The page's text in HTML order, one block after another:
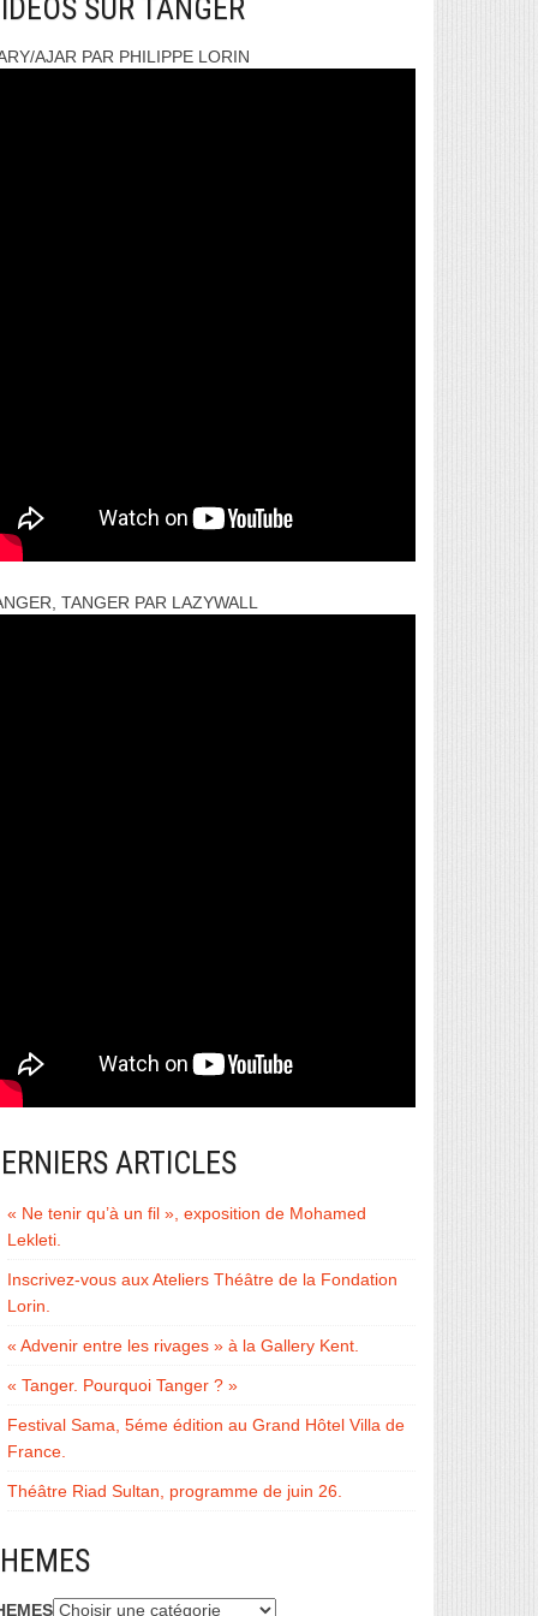
SUR TANGER
AJAR PAR PHILIPPE LORIN
TANGER PAR LAZYWALL
ARTICLES
« Ne tenir qu’à un fil », exposition de Mohamed
Lekleti.
Inscrivez-vous aux Ateliers Théâtre de la Fondation
Lorin.
« Advenir entre les rivages » à la Gallery Kent.
« Tanger. Pourquoi Tanger ? »
Festival Sama, 5éme édition au Grand Hôtel Villa de
France.
Théâtre Riad Sultan, programme de juin 26.